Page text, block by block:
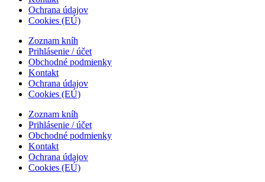
Ochrana údajov
Cookies (EÚ)
Zoznam kníh
Prihlásenie / účet
Obchodné podmienky
Kontakt
Ochrana údajov
Cookies (EÚ)
Zoznam kníh
Prihlásenie / účet
Obchodné podmienky
Kontakt
Ochrana údajov
Cookies (EÚ)